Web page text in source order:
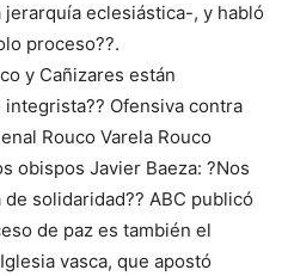
eclesiástica-, y habló
proceso??.
y Cañizares están
Ofensiva contra
Rouco Varela Rouco
obispos Javier Baeza: ?Nos
solidaridad?? ABC publicó
de paz es también el
vasca, que apostó